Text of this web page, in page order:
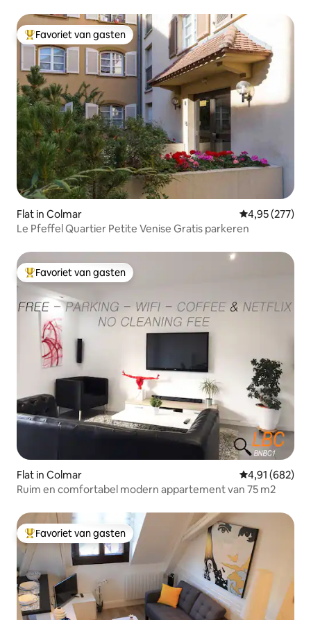
Topfavoriet van gasten
Favoriet van gasten
Flat in Colmar Gemiddelde
4,95 (277)
Le Pfeffel Quartier Petite Venise Gratis parkeren
Topfavoriet van gasten
Favoriet van gasten
Flat in Colmar Gemiddelde
4,91 (682)
Ruim en comfortabel modern appartement van 75 m2
Topfavoriet van gasten
Favoriet van gasten